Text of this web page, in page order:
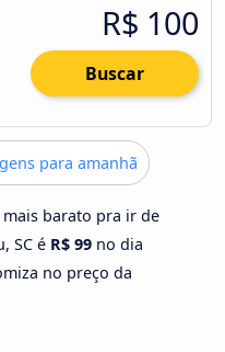
R$ 100
Buscar
para amanhã
mais barato pra ir de
SC é R$ 99 no dia
no preço da